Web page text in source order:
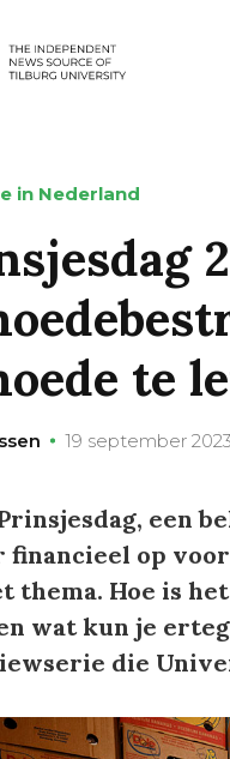
in Nederland
te
19 september 2023
een
financieel op
thema. Hoe is
wat kun je
die